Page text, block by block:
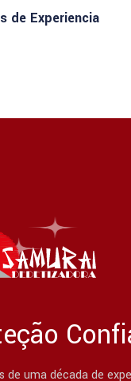
de Experiencia
de uma década de